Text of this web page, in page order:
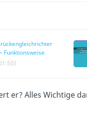
Funktionsweise
er? Alles Wichtige